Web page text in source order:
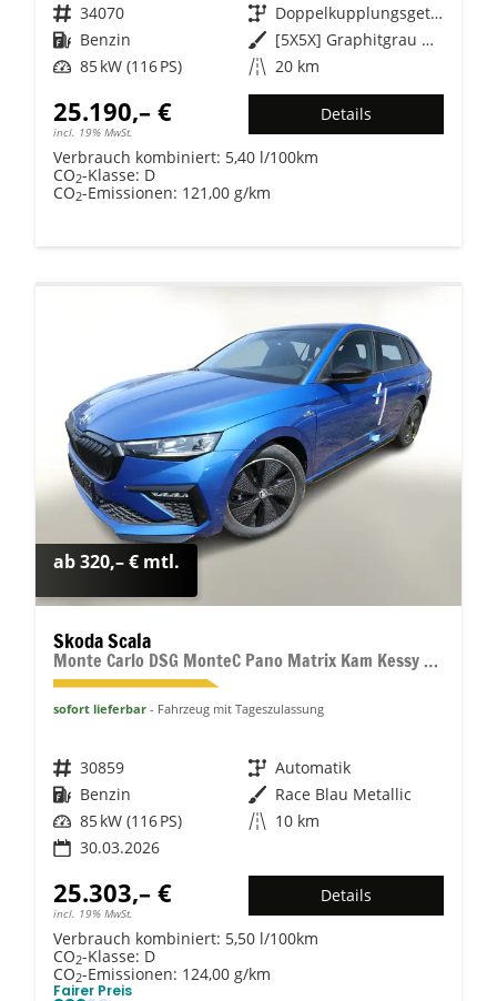
Fahrzeugnr. 34070 Getriebe
Doppelkupplungsgetriebe (DSG)
Kraftstoff Benzin Außenfarbe
[5X5X] Graphitgrau Metallic
Leistung 85 kW (116 PS) Kilometerstand 20 km
25.190,– €
incl. 19% MwSt.
Details
Verbrauch kombiniert: 5,40 l/100km
CO2-Klasse: D
CO2-Emissionen: 121,00 g/km
ab 320,– € mtl.
Skoda Scala
Monte Carlo DSG MonteC Pano Matrix Kam Kessy SHZ eHK
sofort lieferbar Fahrzeug mit Tageszulassung
Fahrzeugnr. 30859 Getriebe Automatik
Kraftstoff Benzin Außenfarbe Race Blau Metallic
Leistung 85 kW (116 PS) Kilometerstand 10 km
30.03.2026
25.303,– €
incl. 19% MwSt.
Details
Verbrauch kombiniert: 5,50 l/100km
CO2-Klasse: D
CO2-Emissionen: 124,00 g/km
Fairer Preis